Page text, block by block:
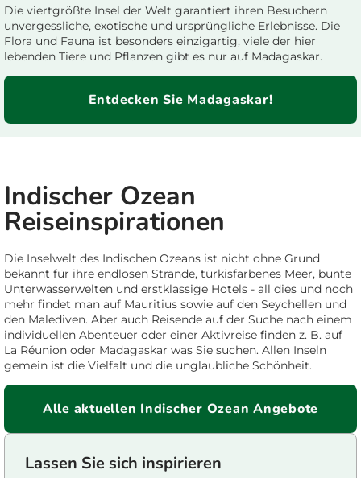
Die viertgrößte Insel der Welt garantiert ihren Besuchern
unvergessliche, exotische und ursprüngliche Erlebnisse. Die
Flora und Fauna ist besonders einzigartig, viele der hier
lebenden Tiere und Pflanzen gibt es nur auf Madagaskar.
Entdecken Sie Madagaskar!
Indischer Ozean
Reiseinspirationen
Die Inselwelt des Indischen Ozeans ist nicht ohne Grund
bekannt für ihre endlosen Strände, türkisfarbenes Meer, bunte
Unterwasserwelten und erstklassige Hotels - all dies und noch
mehr findet man auf Mauritius sowie auf den Seychellen und
den Malediven. Aber auch Reisende auf der Suche nach einem
individuellen Abenteuer oder einer Aktivreise finden z. B. auf
La Réunion oder Madagaskar was Sie suchen. Allen Inseln
gemein ist die Vielfalt und die unglaubliche Schönheit.
Alle aktuellen Indischer Ozean Angebote